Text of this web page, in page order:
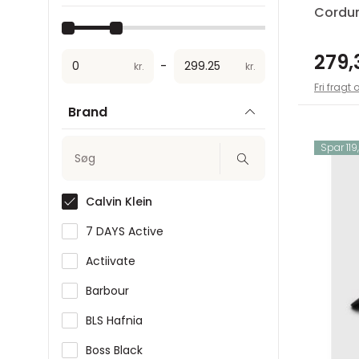
kr. - kr.
Brand
Søg
Calvin Klein
7 DAYS Active
Actiivate
Barbour
BLS Hafnia
Boss Black
Fri fragt
Spar